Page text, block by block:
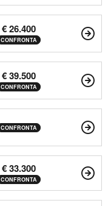
€ 26.400
CONFRONTA
€ 39.500
CONFRONTA
CONFRONTA
€ 33.300
CONFRONTA